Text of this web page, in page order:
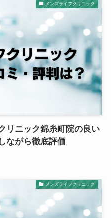
メンズライフクリニック
リニック錦糸町院の良い
ながら徹底評価
メンズライフクリニック